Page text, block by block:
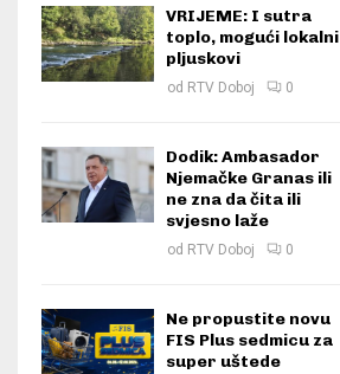
VRIJEME: I sutra
toplo, mogući lokalni
pljuskovi
od RTV Doboj 0
Dodik: Ambasador
Njemačke Granas ili
ne zna da čita ili
svjesno laže
od RTV Doboj 0
Ne propustite novu
FIS Plus sedmicu za
super uštede